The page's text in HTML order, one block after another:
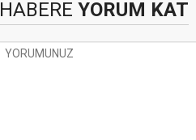
HABERE YORUM KAT